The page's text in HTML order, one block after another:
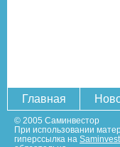
Главная
© 2005 Саминвестор
При использовании
гиперссылка на